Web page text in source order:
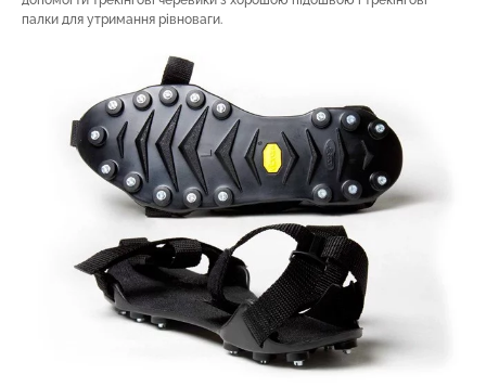
палки для утримання рівноваги.